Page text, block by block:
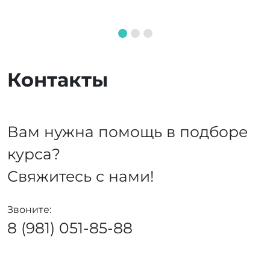
Контакты
Вам нужна помощь в подборе
курса?
Свяжитесь с нами!
Звоните:
8 (981) 051-85-88